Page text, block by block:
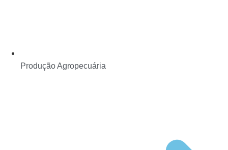
Produção Agropecuária